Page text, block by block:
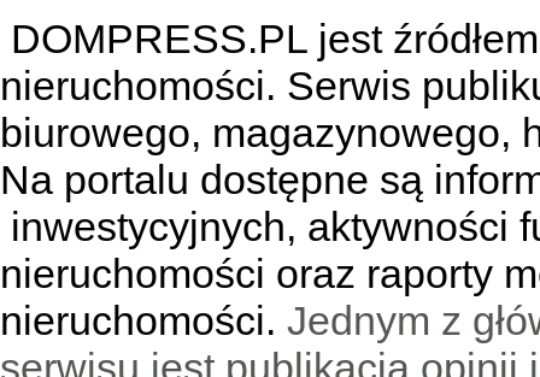
DOMPRESS.PL jest
nieruchomości. Serwis
biurowego, magazynowego,
Na portalu dostępne są
inwestycyjnych, aktywności
nieruchomości oraz raporty
nieruchomości. Jednym z
serwisu jest publikacja